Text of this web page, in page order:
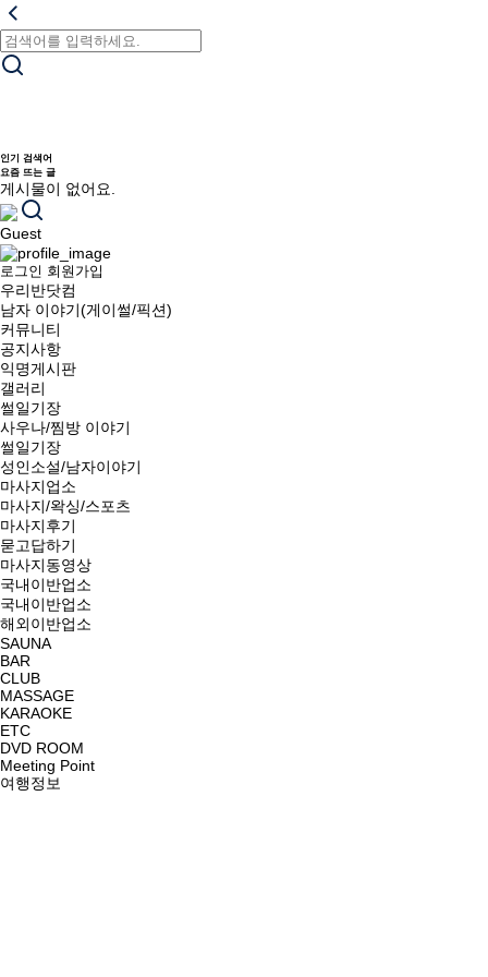
인기 검색어
요즘 뜨는 글
게시물이 없어요.
Guest
로그인 회원가입
우리반닷컴
남자 이야기(게이썰/픽션)
커뮤니티
공지사항
익명게시판
갤러리
썰일기장
사우나/찜방 이야기
썰일기장
성인소설/남자이야기
마사지업소
마사지/왁싱/스포츠
마사지후기
묻고답하기
마사지동영상
국내이반업소
국내이반업소
해외이반업소
SAUNA
BAR
CLUB
MASSAGE
KARAOKE
ETC
DVD ROOM
Meeting Point
여행정보